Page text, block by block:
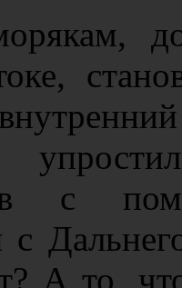
с
с
А то,